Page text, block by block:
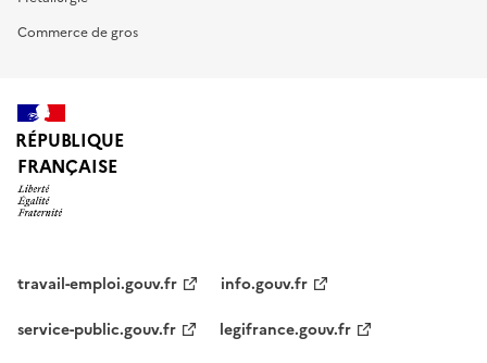
Commerce de gros
RÉPUBLIQUE
FRANÇAISE
travail-emploi.gouv.fr
info.gouv.fr
service-public.gouv.fr
legifrance.gouv.fr